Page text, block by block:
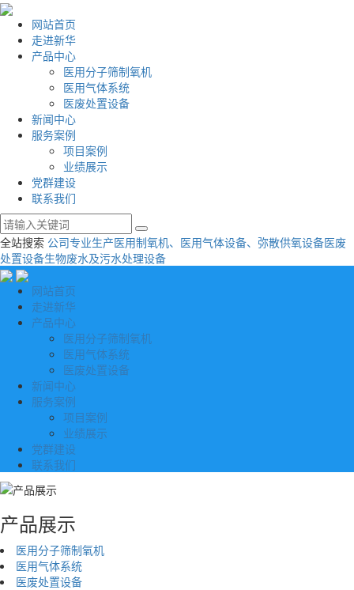
网站首页
走进新华
产品中心
医用分子筛制氧机
医用气体系统
医废处置设备
新闻中心
服务案例
项目案例
业绩展示
党群建设
联系我们
全站搜索 公司专业生产医用制氧机、医用气体设备、弥散供氧设备医废
处置设备生物废水及污水处理设备
网站首页
走进新华
产品中心
医用分子筛制氧机
医用气体系统
医废处置设备
新闻中心
服务案例
项目案例
业绩展示
党群建设
联系我们
产品展示
医用分子筛制氧机
医用气体系统
医废处置设备